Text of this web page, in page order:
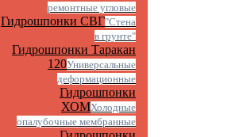
ремонтные угловые
Гидрошпонки СВГ"Стена
в грунте"
Гидрошпонки Таракан
120Универсальные
деформационные
Гидрошпонки
ХОМХолодные
опалубочные мембранные